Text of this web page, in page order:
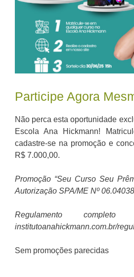
Participe Agora
Não perca esta oportunidade
Escola Ana Hickmann!
cadastre-se na promoção e
R$ 7.000,00.
Promoção “Seu Curso Seu
Autorização SPA/ME Nº
Regulamento
institutoanahickmann.com.br/
Sem promoções parecidas